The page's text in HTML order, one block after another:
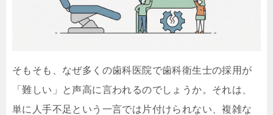
そもそも、なぜ多くの歯科医院で歯科衛生士の採用が
「難しい」と声高に言われるのでしょうか。それは、
単に人手不足という一言では片付けられない、複雑な